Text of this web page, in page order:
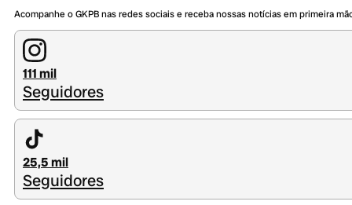
Acompanhe o GKPB nas redes sociais e receba nossas notícias em primeira
111 mil
Seguidores
25,5 mil
Seguidores